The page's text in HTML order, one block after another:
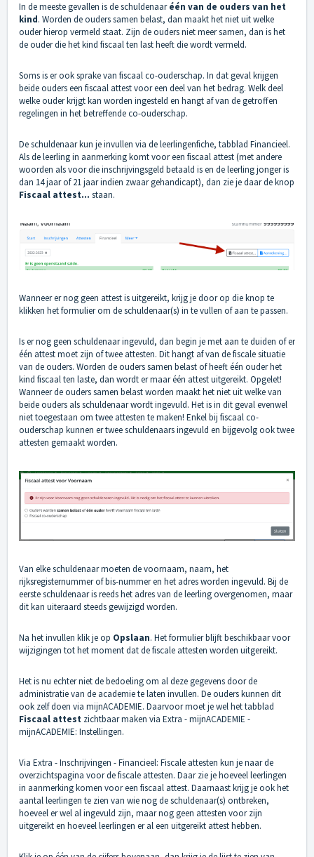
In de meeste gevallen is de schuldenaaréén van de ouders van het
kind. Worden de ouders samen belast, dan maakt het niet uit welke
ouder hierop vermeld staat. Zijn de ouders niet meer samen, dan is het
de ouder die het kind fiscaal ten last heeft die wordt vermeld.
Soms is er ook sprake van fiscaal co-ouderschap. In dat geval krijgen
beide ouders een fiscaal attest voor een deel van het bedrag. Welk deel
welke ouder krijgt kan worden ingesteld en hangt af van de getroffen
regelingen in het betreffende co-ouderschap.
De schuldenaar kun je invullen via de leerlingenfiche, tabblad Financieel.
Als de leerling in aanmerking komt voor een fiscaal attest (met andere
woorden als voor die inschrijvingsgeld betaald is en de leerling jonger is
dan 14 jaar of 21 jaar indien zwaar gehandicapt), dan zie je daar de knop
Fiscaal attest... staan.
Wanneer er nog geen attest is uitgereikt, krijg je door op die knop te
klikken het formulier om de schuldenaar(s) in te vullen of aan te passen.
Is er nog geen schuldenaar ingevuld, dan begin je met aan te duiden of er
één attest moet zijn of twee attesten. Dit hangt af van de fiscale situatie
van de ouders. Worden de ouders samen belast of heeft één ouder het
kind fiscaal ten laste, dan wordt er maar één attest uitgereikt. Opgelet!
Wanneer de ouders samen belast worden maakt het niet uit welke van
beide ouders als schuldenaar wordt ingevuld. Het is in dit geval evenwel
niet toegestaan om twee attesten te maken! Enkel bij fiscaal co-
ouderschap kunnen er twee schuldenaars ingevuld en bijgevolg ook twee
attesten gemaakt worden.
Van elke schuldenaar moeten de voornaam, naam, het
rijksregisternummer of bis-nummer en het adres worden ingevuld. Bij de
eerste schuldenaar is reeds het adres van de leerling overgenomen, maar
dit kan uiteraard steeds gewijzigd worden.
Na het invullen klik je op Opslaan. Het formulier blijft beschikbaar voor
wijzigingen tot het moment dat de fiscale attesten worden uitgereikt.
Het is nu echter niet de bedoeling om al deze gegevens door de
administratie van de academie te laten invullen. De ouders kunnen dit
ook zelf doen via mijnACADEMIE. Daarvoor moet je wel het tabblad
Fiscaal attest zichtbaar maken via Extra - mijnACADEMIE -
mijnACADEMIE: Instellingen.
Via Extra - Inschrijvingen - Financieel: Fiscale attesten kun je naar de
overzichtspagina voor de fiscale attesten. Daar zie je hoeveel leerlingen
in aanmerking komen voor een fiscaal attest. Daarnaast krijg je ook het
aantal leerlingen te zien van wie nog de schuldenaar(s) ontbreken,
hoeveel er wel al ingevuld zijn, maar nog geen attesten voor zijn
uitgereikt en hoeveel leerlingen er al een uitgereikt attest hebben.